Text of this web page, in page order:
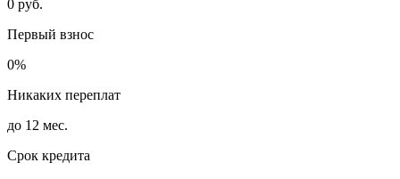
0 руб.
Первый взнос
0%
Никаких переплат
до 12 мес.
Срок кредита